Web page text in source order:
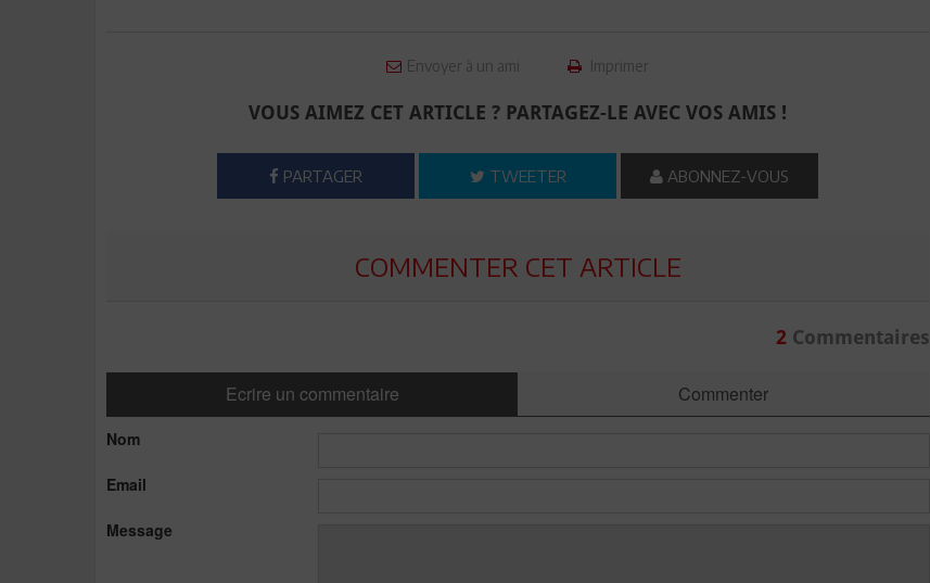
Envoyer à un ami Imprimer
VOUS AIMEZ CET ARTICLE ? PARTAGEZ-LE AVEC VOS AMIS !
PARTAGER TWEETER ABONNEZ-VOUS
COMMENTER CET ARTICLE
2Commentaires
Ecrire un commentaire Commenter
Nom
Email
Message